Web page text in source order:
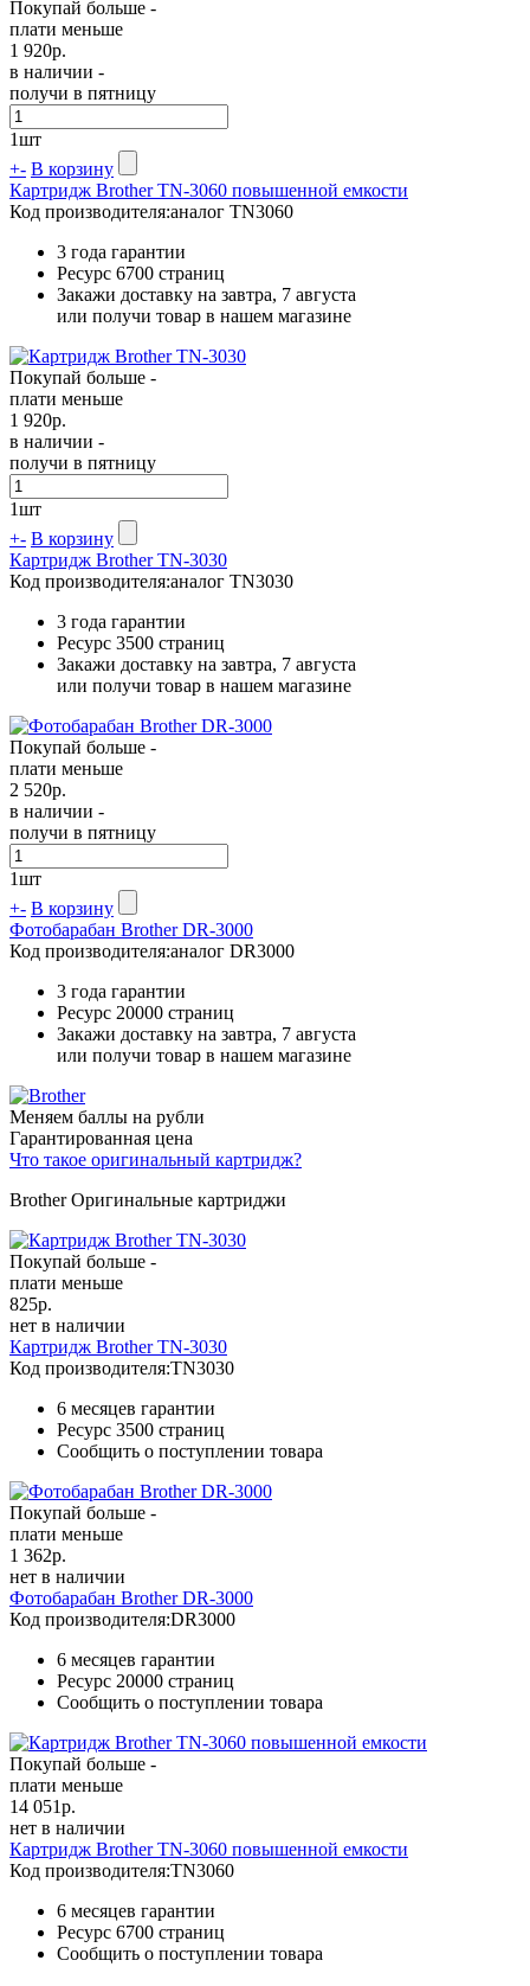
Покупай больше -
плати меньше
1 920р.
в наличии -
получи в пятницу
1шт
+- В корзину
Картридж Brother TN-3060 повышенной емкости
Код производителя:аналог TN3060
3 года гарантии
Ресурс 6700 страниц
Закажи доставку на завтра, 7 августа
или получи товар в нашем магазине
Покупай больше -
плати меньше
1 920р.
в наличии -
получи в пятницу
1шт
+- В корзину
Картридж Brother TN-3030
Код производителя:аналог TN3030
3 года гарантии
Ресурс 3500 страниц
Закажи доставку на завтра, 7 августа
или получи товар в нашем магазине
Покупай больше -
плати меньше
2 520р.
в наличии -
получи в пятницу
1шт
+- В корзину
Фотобарабан Brother DR-3000
Код производителя:аналог DR3000
3 года гарантии
Ресурс 20000 страниц
Закажи доставку на завтра, 7 августа
или получи товар в нашем магазине
Меняем баллы на рубли
Гарантированная цена
Что такое оригинальный картридж?
Brother Оригинальные картриджи
Покупай больше -
плати меньше
825р.
нет в наличии
Картридж Brother TN-3030
Код производителя:TN3030
6 месяцев гарантии
Ресурс 3500 страниц
Сообщить о поступлении товара
Покупай больше -
плати меньше
1 362р.
нет в наличии
Фотобарабан Brother DR-3000
Код производителя:DR3000
6 месяцев гарантии
Ресурс 20000 страниц
Сообщить о поступлении товара
Покупай больше -
плати меньше
14 051р.
нет в наличии
Картридж Brother TN-3060 повышенной емкости
Код производителя:TN3060
6 месяцев гарантии
Ресурс 6700 страниц
Сообщить о поступлении товара